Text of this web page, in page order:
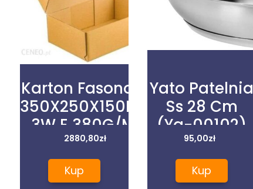
Karton Fasonowy
350X250X150Mm
3W E 380G/M2
Szary Paleta
1040szt.
2880,80zł
Kup
Yato Patelnia
Ss 28 Cm
(Yg-00102)
95,00zł
Kup